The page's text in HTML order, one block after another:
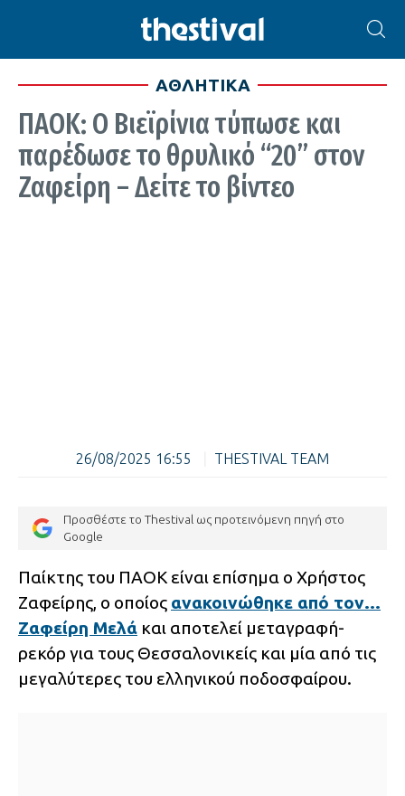
ΑΘΛΗΤΙΚΑ
ΠΑΟΚ: Ο Βιεϊρίνια τύπωσε και
παρέδωσε το θρυλικό “20” στον
Ζαφείρη – Δείτε το βίντεο
26/08/2025 16:55 THESTIVAL TEAM
Προσθέστε το Thestival ως προτεινόμενη πηγή στο
Google
Παίκτης του ΠΑΟΚ είναι επίσημα ο Χρήστος
Ζαφείρης, ο οποίος ανακοινώθηκε από τον…
Ζαφείρη Μελά και αποτελεί μεταγραφή-
ρεκόρ για τους Θεσσαλονικείς και μία από τις
μεγαλύτερες του ελληνικού ποδοσφαίρου.